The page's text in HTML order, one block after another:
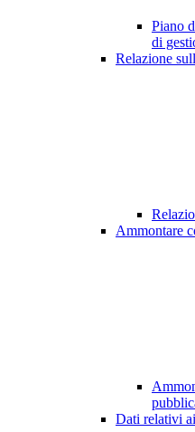
Piano
di
Relazione
Ammontare
Dati relativi